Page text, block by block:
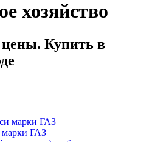
хозяйство
Купить в
марки ГАЗ